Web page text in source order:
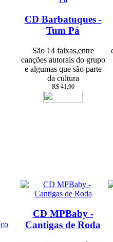
CD Barbatuques -
Tum Pá
São 14 faixas,entre
canções autorais do grupo
e algumas que são parte
da cultura
R$ 41,90
CD MPBaby -
Cantigas de Roda